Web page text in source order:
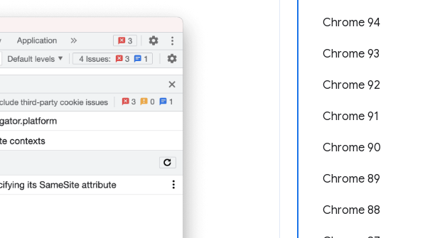
Chrome 94
Chrome 93
Chrome 92
Chrome 91
Chrome 90
Chrome 89
Chrome 88